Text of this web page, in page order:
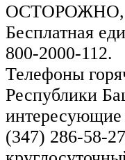
Бесплатная
800-2000-112.
Телефоны
Республики
интересующие
(347) 286-58-